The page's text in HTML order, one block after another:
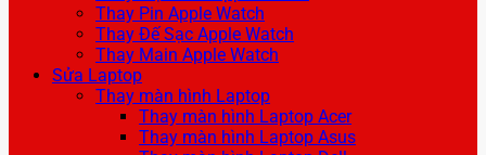
Thay Pin Apple Watch
Thay Đế Sạc Apple Watch
Thay Main Apple Watch
Sửa Laptop
Thay màn hình Laptop
Thay màn hình Laptop Acer
Thay màn hình Laptop Asus